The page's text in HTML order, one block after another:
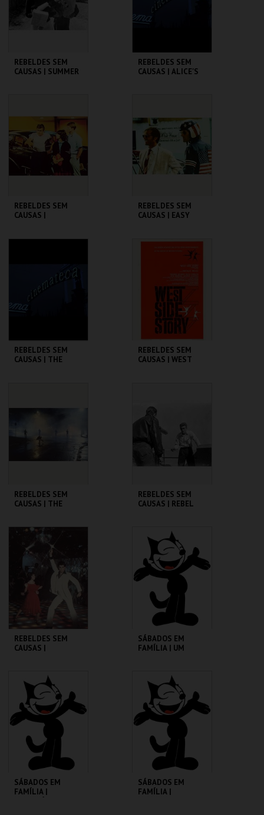
COMPRAR
REBELDES SEM
CAUSAS | SUMMER
MAIS INFO
COMPRAR
REBELDES SEM
CAUSAS | ALICE'S
MAIS INFO
COMPRAR
REBELDES SEM
CAUSAS |
MAIS INFO
REBELDES SEM
CAUSAS | EASY
CINEMATECA
COMPRAR
REBELDES SEM
CAUSAS | THE
REBELDES SEM
CAUSAS | WEST
MAIS INFO
COMPRAR
REBELDES SEM
CAUSAS | THE
CINEMATECA
MAIS INFO
COMPRAR
REBELDES SEM
CAUSAS | REBEL
CINEMATECA
MAIS INFO
COMPRAR
REBELDES SEM
CAUSAS |
CINEMATECA
MAIS INFO
COMPRAR
SÁBADOS EM
FAMÍLIA | UM
CINEMATECA
MAIS INFO
COMPRAR
SÁBADOS EM
FAMÍLIA |
SÁBADOS EM
FAMÍLIA |